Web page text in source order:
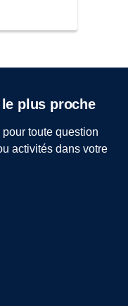
plus proche
toute question
activités dans votre